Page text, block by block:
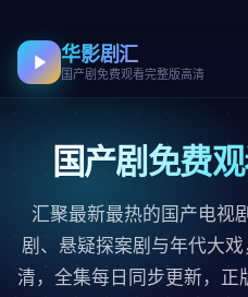
华影剧汇
国产剧免费观看完整版高清
国产剧免费
汇聚最新最热的国产电视
剧、悬疑探案剧与年代大
清，全集每日同步更新，